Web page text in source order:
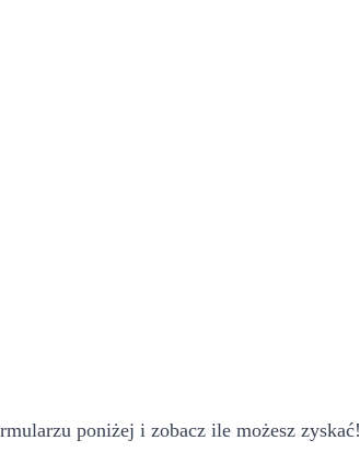
poniżej i zobacz ile możesz zyskać!